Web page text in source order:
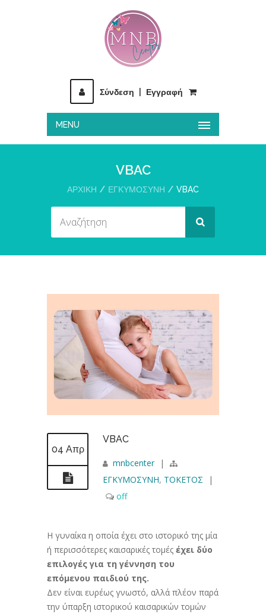
Σύνδεση Εγγραφή
MENU
VBAC
ΑΡΧΙΚΉ ΕΓΚΥΜΟΣΥΝΗ VBAC
04 Απρ
VBAC
mnbcenter
|
ΕΓΚΥΜΟΣΥΝΗ, ΤΟΚΕΤΟΣ
|
off
Η γυναίκα η οποία έχει στο ιστορικό της μία
ή περισσότερες καισαρικές τομές έχει δύο
επιλογές για τη γέννηση του
επόμενου παιδιού της.
Δεν είναι ευρέως γνωστό, αλλά πλέον παρά
την ύπαρξη ιστορικού καισαρικών τομών